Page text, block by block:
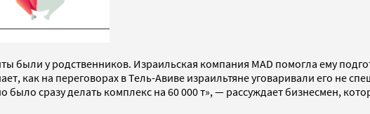
были у родственников. Израильская компания MAD помогла ему
как на переговорах в Тель-Авиве израильтяне уговаривали его не
сразу делать комплекс на 60 000 т», — рассуждает бизнесмен,